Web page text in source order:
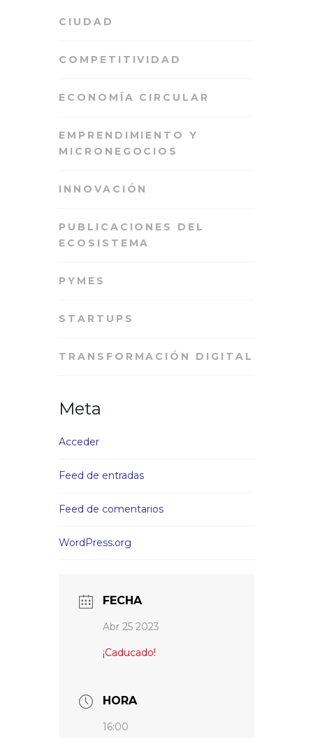
CIUDAD
COMPETITIVIDAD
ECONOMÍA CIRCULAR
EMPRENDIMIENTO Y
MICRONEGOCIOS
INNOVACIÓN
PUBLICACIONES DEL
ECOSISTEMA
PYMES
STARTUPS
TRANSFORMACIÓN DIGITAL
Meta
Acceder
Feed de entradas
Feed de comentarios
WordPress.org
FECHA
Abr 25 2023
¡Caducado!
HORA
16:00